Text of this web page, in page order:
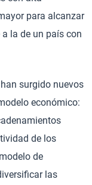
para alcanzar
la de un país con
surgido nuevos
económico:
de los
de
las